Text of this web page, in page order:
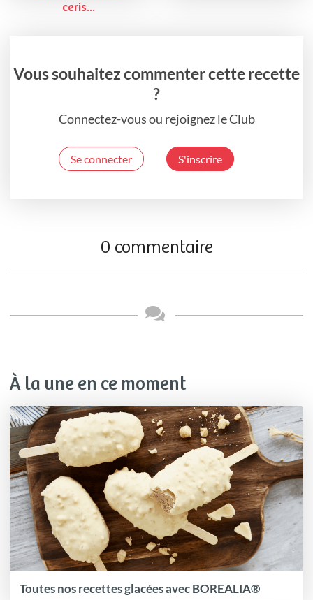
ceris...
Vous souhaitez commenter cette recette
?
Connectez-vous ou rejoignez le Club
Se connecter S'inscrire
0 commentaire
À la une en ce moment
Toutes nos recettes glacées avec BOREALIA®